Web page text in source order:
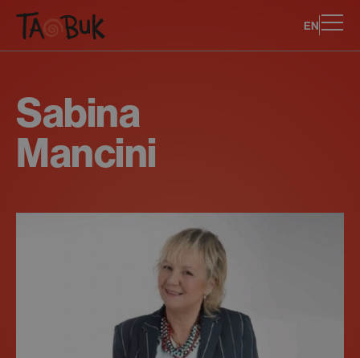
EN
Sabina
Mancini